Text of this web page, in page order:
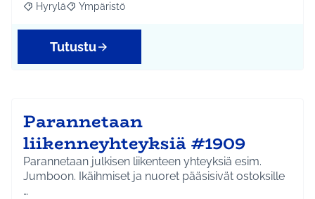
Rajaa tulokset aihepiirin mukaan: Hyrylä
Hyrylä Rajaa tulokset teeman mukaan: Ympäristö
Ympäristö
Tutustu
Parannetaan
liikenneyhteyksiä #1909
Parannetaan julkisen liikenteen yhteyksiä esim.
Jumboon. Ikäihmiset ja nuoret pääsisivät ostoksille
…